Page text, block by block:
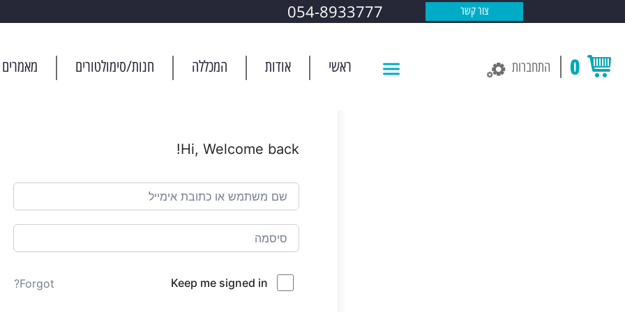
צור קשר 054-8933777
0 התחברות ראשי אודות המכללה חנות/סימולטורים מאמרים
Hi, Welcome back!
Keep me signed in
Forgot?